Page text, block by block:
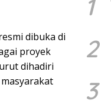
dibuka di
proyek
dihadiri
1
2
3